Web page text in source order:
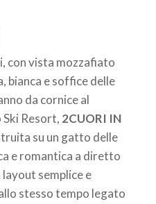
con vista mozzafiato
bianca e soffice delle
da cornice al
Resort, 2CUORI IN
su un gatto delle
e romantica a diretto
semplice e
stesso tempo legato